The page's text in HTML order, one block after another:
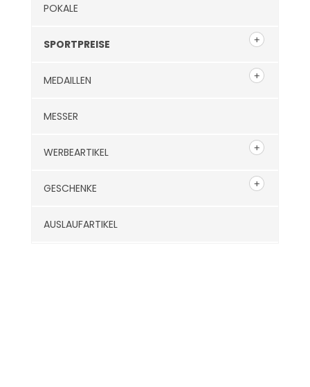
POKALE
SPORTPREISE
MEDAILLEN
MESSER
WERBEARTIKEL
GESCHENKE
AUSLAUFARTIKEL